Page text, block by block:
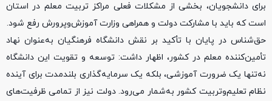
برای دانشجویان، بخشی از مشکلات فعلی مراکز تربیت معلم در استان
است که باید با مشارکت دولت و همراهی وزارت آموزش‌وپرورش رفع شود.
حق‌شناس در پایان با تأکید بر نقش دانشگاه فرهنگیان به‌عنوان نهاد
تأمین‌کننده معلم در کشور، اظهار داشت: توسعه و تقویت این دانشگاه
نه‌تنها یک ضرورت آموزشی، بلکه یک سرمایه‌گذاری بلندمدت برای آینده
نظام تعلیم‌وتربیت کشور به‌شمار می‌رود. دولت نیز از تمامی ظرفیت‌های